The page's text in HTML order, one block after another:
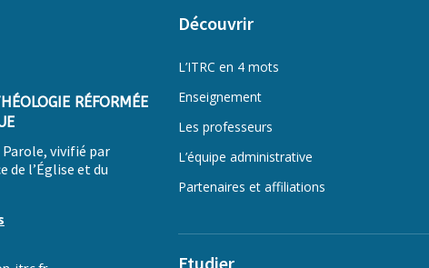
RÉFORMÉE
vivifié par
de l’Église et du
Découvrir
L’ITRC en 4 mots
Enseignement
Les professeurs
L’équipe administrative
Partenaires et affiliations
Etudier